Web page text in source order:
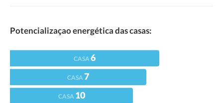
Potencializaçao energética das casas:
CASA6
CASA7
CASA 10